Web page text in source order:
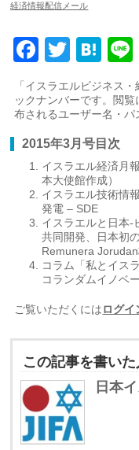
経済情報配信メール
「イスラエルビジネス
ックナンバーです。閲覧
布されるユーザー名・パ
2015年3月号目次
イスラエル経済月
本大使館作成）
イスラエル技術情
発電 – SDE
イスラエルと日本-
共同開発、日本初
Remunera
コラム「私とイス
コランダムイノベ
ご覧いただくにはログイ
この記事を書いた
日本